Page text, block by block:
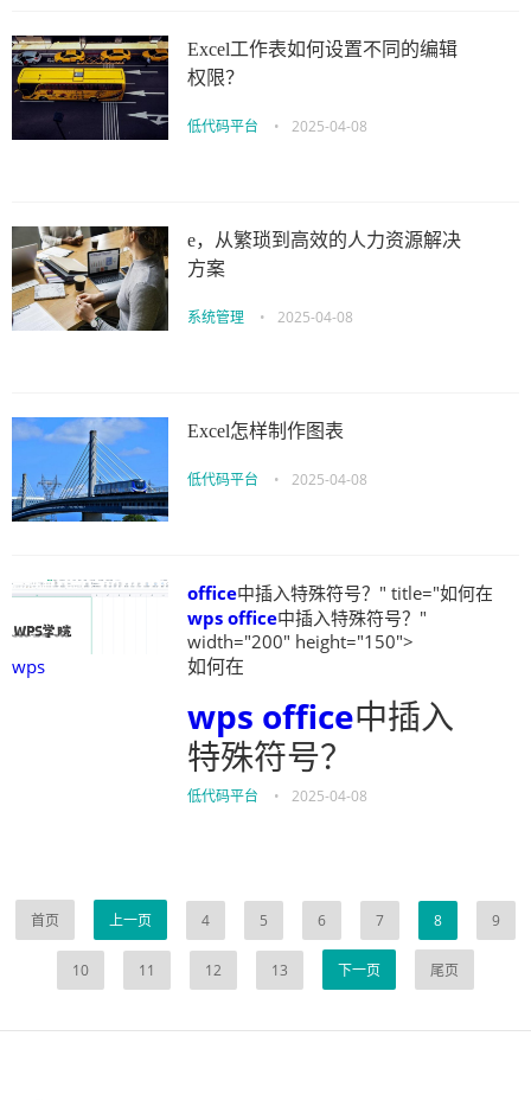
Excel工作表如何设置不同的编辑
权限？
低代码平台 • 2025-04-08
e，从繁琐到高效的人力资源解决
方案
系统管理 • 2025-04-08
Excel怎样制作图表
低代码平台 • 2025-04-08
wps
office中插入特殊符号？" title="如何在
wps office中插入特殊符号？"
width="200" height="150">
如何在
wps office中插入
特殊符号？
低代码平台 • 2025-04-08
首页 上一页 4 5 6 7 8 9
10 11 12 13 下一页 尾页